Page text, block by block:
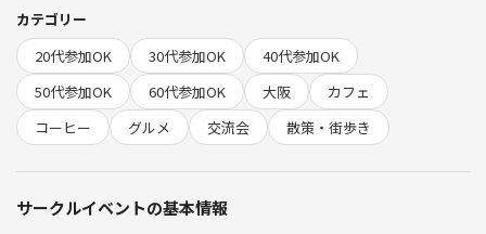
カテゴリー
20代参加OK
30代参加OK
40代参加OK
50代参加OK
60代参加OK 大阪
カフェ
コーヒー
グルメ 交流会 散策・街歩き
サークルイベントの基本情報